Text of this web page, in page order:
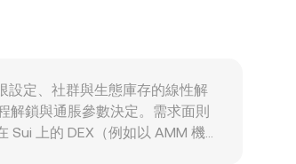
設定、社群與生態庫存的線性解
解鎖與通脹參數決定。需求面則
上的 DEX（例如以 AMM 機制